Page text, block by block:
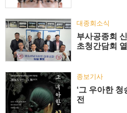
대종회소식
부사공종회
초청간담회
종보기사
‘그 우아한 청
전